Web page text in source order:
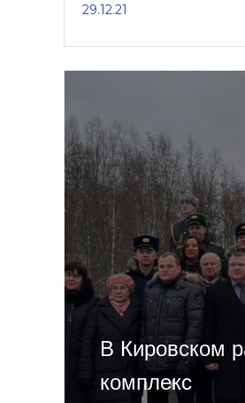
29.12.21
В Кировском
комплекс